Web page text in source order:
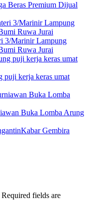
Beras Premium Dijual
3/Marinir Lampung
Ruwa Jurai
puji kerja keras umat
Buka Lomba Arung
Kabar Gembira
Required fields are